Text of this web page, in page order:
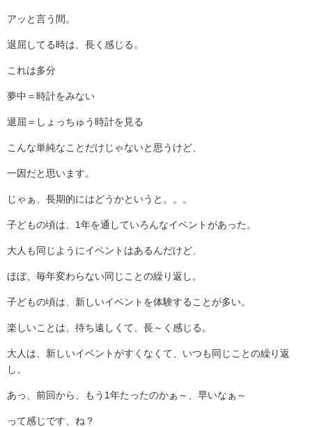
アッと言う間。
退屈してる時は、長く感じる。
これは多分
夢中＝時計をみない
退屈＝しょっちゅう時計を見る
こんな単純なことだけじゃないと思うけど、
一因だと思います。
じゃぁ、長期的にはどうかというと。。。
子どもの頃は、1年を通していろんなイベントがあった。
大人も同じようにイベントはあるんだけど、
ほぼ、毎年変わらない同じことの繰り返し。
子どもの頃は、新しいイベントを体験することが多い。
楽しいことは、待ち遠しくて、長～く感じる。
大人は、新しいイベントがすくなくて、いつも同じことの繰り返
し。
あっ、前回から、もう1年たったのかぁ～、早いなぁ～
って感じです、ね？